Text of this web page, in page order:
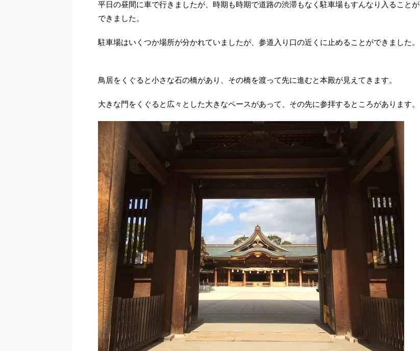
平日の昼間に車で行きましたが、時期も時期で道路の渋滞もなく駐車場もすんなり入ることが
できました。
駐車場はいくつか場所が分かれていましたが、参道入り口の近くに止めることができました。
鳥居をくぐると小さな石の橋があり、その橋を渡って先に進むと本殿が見えてきます。
大きな門をくぐると広々とした大きなペースがあって、その先に参拝するところがあります。